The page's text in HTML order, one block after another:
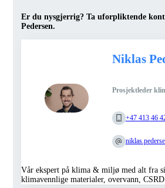
Er du nysgjerrig? Ta uforpliktende
Pedersen.
Niklas
Prosjektleder
+47 413 46
Vår ekspert på klima & miljø med alt fra
klimavennlige materialer, overvann, CSRD